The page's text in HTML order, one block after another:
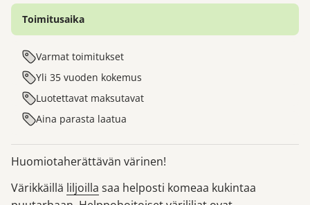
Toimitusaika
Varmat toimitukset
Yli 35 vuoden kokemus
Luotettavat maksutavat
Aina parasta laatua
Huomiotaherättävän värinen!
Värikkäillä liljoilla saa helposti komeaa kukintaa